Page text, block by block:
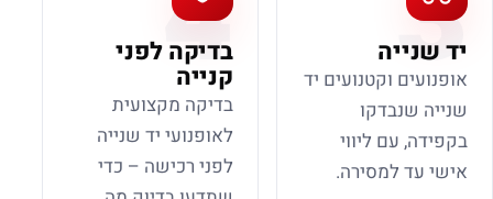
יד שנייה
אופנועים וקטנועים יד
שנייה שנבדקו
בקפידה, עם ליווי
אישי עד למסירה.
בדיקה לפני
קנייה
בדיקה מקצועית
לאופנועי יד שנייה
לפני רכישה – כדי